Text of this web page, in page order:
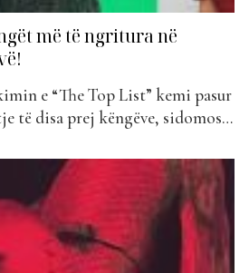
më të ngritura në
e “The Top List” kemi pasur
të disa prej këngëve, sidomos
u nal” rezultoi si një ndër më të
e kësaj jave. Ky projekt...